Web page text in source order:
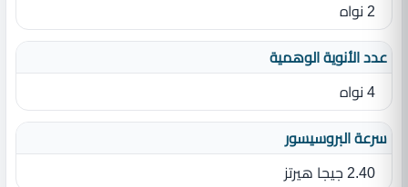
2 نواه
عدد الأنوية الوهمية
4 نواه
سرعة البروسيسور
2.40 جيجا هيرتز